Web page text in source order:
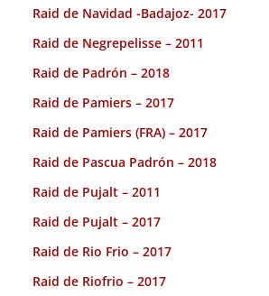
Raid de Navidad -Badajoz- 2017
Raid de Negrepelisse – 2011
Raid de Padrón – 2018
Raid de Pamiers – 2017
Raid de Pamiers (FRA) – 2017
Raid de Pascua Padrón – 2018
Raid de Pujalt – 2011
Raid de Pujalt – 2017
Raid de Rio Frio – 2017
Raid de Riofrio – 2017